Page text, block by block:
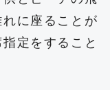
に座ることが
定をすること